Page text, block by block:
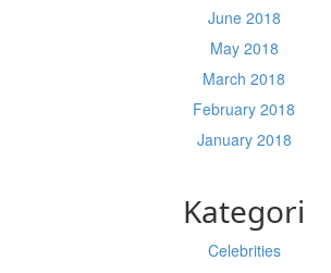
June 2018
May 2018
March 2018
February 2018
January 2018
Kategori
Celebrities